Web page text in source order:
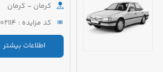
کرمان - کرمان
کد مزایده : 5421400404002114
اطلاعات بیشتر